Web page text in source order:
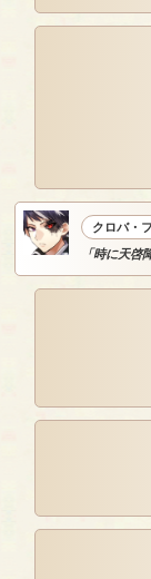
クロバ・
「時に天啓